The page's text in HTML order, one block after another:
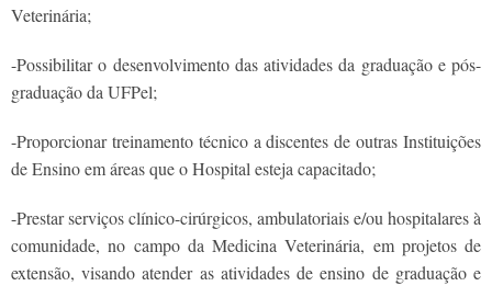
Veterinária;
-Possibilitar o desenvolvimento das atividades da graduação e pós-
graduação da UFPel;
-Proporcionar treinamento técnico a discentes de outras Instituições
de Ensino em áreas que o Hospital esteja capacitado;
-Prestar serviços clínico-cirúrgicos, ambulatoriais e/ou hospitalares à
comunidade, no campo da Medicina Veterinária, em projetos de
extensão, visando atender as atividades de ensino de graduação e